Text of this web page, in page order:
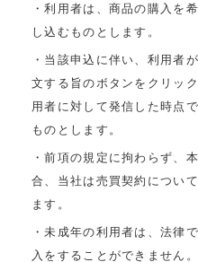
・利用者は、商品の購入を
し込むものとします。
・当該申込に伴い、利用者
文する旨のボタンをクリッ
用者に対して発信した時点
ものとします。
・前項の規定に拘わらず、
合、当社は売買契約につい
ます。
・未成年の利用者は、法律
入をすることができません。